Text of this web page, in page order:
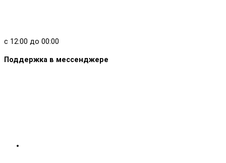
с 12:00 до 00:00
Поддержка в мессенджере